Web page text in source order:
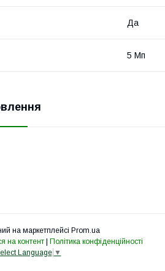
Да
5 Мп
на маркетплейсі Prom.ua
на контент | Політика конфіденційності
Language ▼